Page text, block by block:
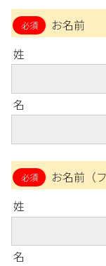
お名前
姓
名
お名前（
姓
名